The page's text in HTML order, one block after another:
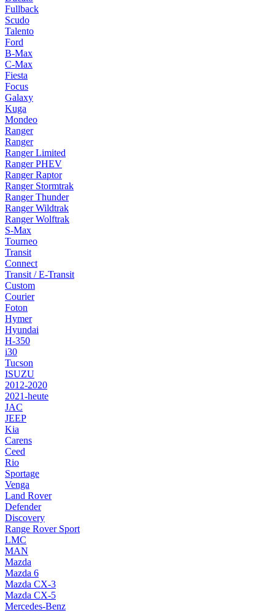
Fullback
Scudo
Talento
Ford
B-Max
C-Max
Fiesta
Focus
Galaxy
Kuga
Mondeo
Ranger
Ranger
Ranger Limited
Ranger PHEV
Ranger Raptor
Ranger Stormtrak
Ranger Thunder
Ranger Wildtrak
Ranger Wolftrak
S-Max
Tourneo
Transit
Connect
Transit / E-Transit
Custom
Courier
Foton
Hymer
Hyundai
H-350
i30
Tucson
ISUZU
2012-2020
2021-heute
JAC
JEEP
Kia
Carens
Ceed
Rio
Sportage
Venga
Land Rover
Defender
Discovery
Range Rover Sport
LMC
MAN
Mazda
Mazda 6
Mazda CX-3
Mazda CX-5
Mercedes-Benz